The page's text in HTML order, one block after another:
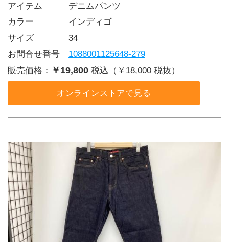
アイテム   デニムパンツ
カラー    インディゴ
サイズ    34
お問合せ番号 1088001125648-279
販売価格： ￥19,800 税込（￥18,000 税抜）
オンラインストアで見る